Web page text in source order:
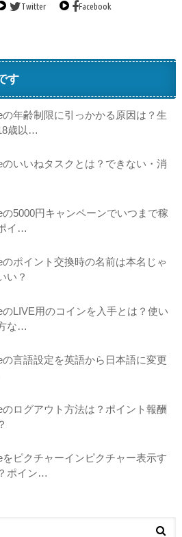
Twitter Facebook
す
の年齢制限に引っかかる原因は？生
歳以…
のいいねタスクとは？できない・消
の5000円キャンペーンでいつまで稼
イ…
のポイント交換時の名前は本名じゃ
い？
のLIVE用のコインを入手とは？使い
な…
の言語設定を英語から日本語に変更
のログアウト方法は？ポイント報酬
をピクチャーインピクチャー表示す
ポイン…